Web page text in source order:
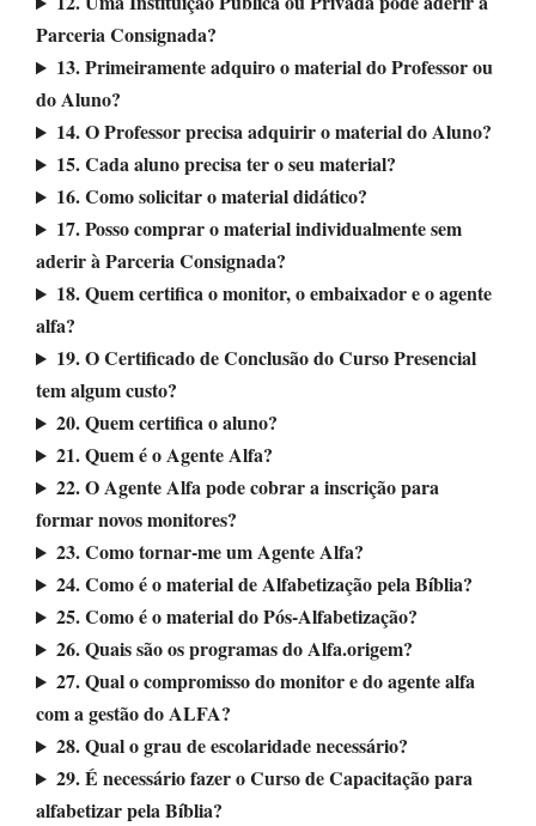
Parceria Consignada?
13. Primeiramente adquiro o material do Professor ou
do Aluno?
14. O Professor precisa adquirir o material do Aluno?
15. Cada aluno precisa ter o seu material?
16. Como solicitar o material didático?
17. Posso comprar o material individualmente sem
aderir à Parceria Consignada?
18. Quem certifica o monitor, o embaixador e o agente
alfa?
19. O Certificado de Conclusão do Curso Presencial
tem algum custo?
20. Quem certifica o aluno?
21. Quem é o Agente Alfa?
22. O Agente Alfa pode cobrar a inscrição para
formar novos monitores?
23. Como tornar-me um Agente Alfa?
24. Como é o material de Alfabetização pela Bíblia?
25. Como é o material do Pós-Alfabetização?
26. Quais são os programas do Alfa.origem?
27. Qual o compromisso do monitor e do agente alfa
com a gestão do ALFA?
28. Qual o grau de escolaridade necessário?
29. É necessário fazer o Curso de Capacitação para
alfabetizar pela Bíblia?